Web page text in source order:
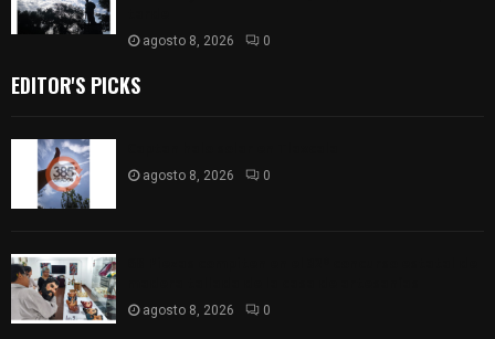
agosto 8, 2026 0
EDITOR'S PICKS
agosto 8, 2026 0
agosto 8, 2026 0